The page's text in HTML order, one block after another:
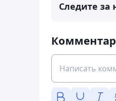
Следите за